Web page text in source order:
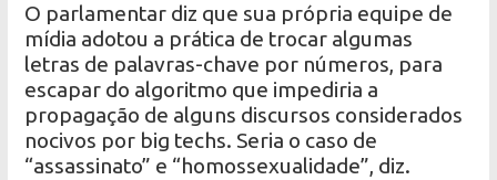
O parlamentar diz que sua própria equipe de
mídia adotou a prática de trocar algumas
letras de palavras-chave por números, para
escapar do algoritmo que impediria a
propagação de alguns discursos considerados
nocivos por big techs. Seria o caso de
“assassinato” e “homossexualidade”, diz.